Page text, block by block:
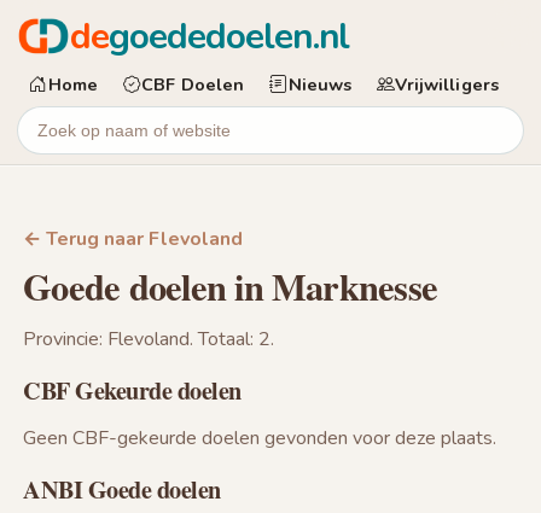
degoededoelen.nl
Home CBF Doelen Nieuws Vrijwilligers
← Terug naar Flevoland
Goede doelen in Marknesse
Provincie: Flevoland. Totaal: 2.
CBF Gekeurde doelen
Geen CBF-gekeurde doelen gevonden voor deze plaats.
ANBI Goede doelen